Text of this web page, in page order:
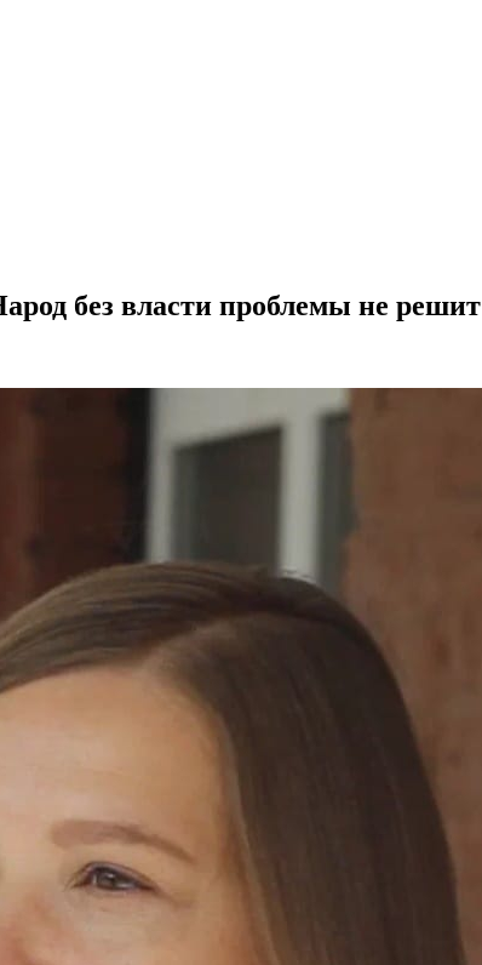
без власти проблемы не решит